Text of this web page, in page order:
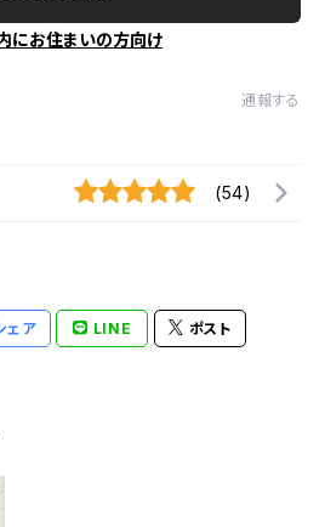
にお住まいの方向け
通報する
(54)
ェア LINE ポスト